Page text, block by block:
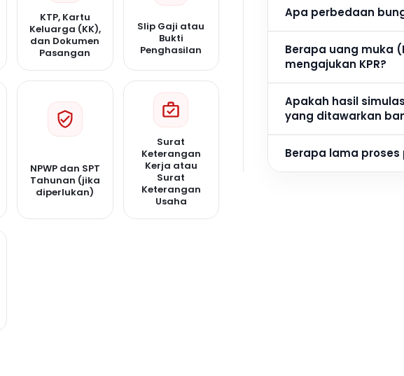
KTP, Kartu
Keluarga (KK),
dan Dokumen
Pasangan
Slip Gaji atau
Bukti
Penghasilan
NPWP dan SPT
Tahunan (jika
diperlukan)
Surat
Keterangan
Kerja atau
Surat
Keterangan
Usaha
Apa perbedaan
Berapa uang muka
mengajukan KPR?
Apakah hasil
yang ditawarkan
Berapa lama proses